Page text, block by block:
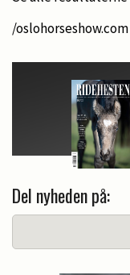
/oslohorseshow.com
Del nyheden på: